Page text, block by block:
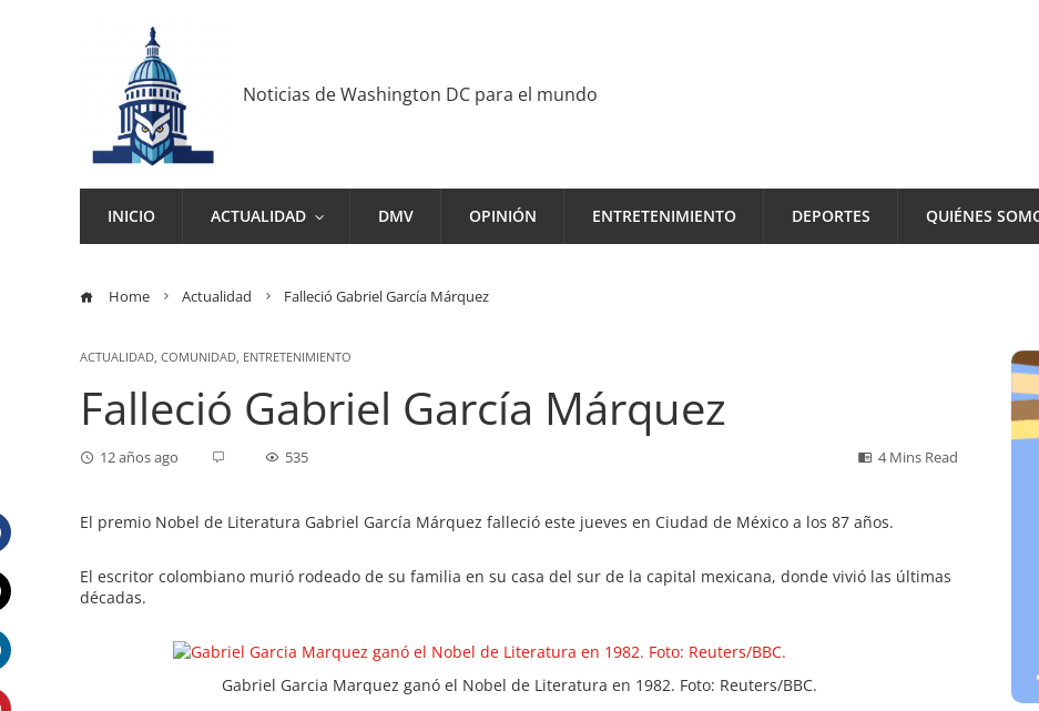
Noticias de Washington DC para el mundo
INICIO ACTUALIDAD DMV OPINIÓN ENTRETENIMIENTO DEPORTES QUIÉNES
Home Actualidad Falleció Gabriel García Márquez
ACTUALIDAD, COMUNIDAD, ENTRETENIMIENTO
Falleció Gabriel García Márquez
12 años ago 535 4 Mins Read
El premio Nobel de Literatura Gabriel García Márquez falleció este jueves en Ciudad de México a los 87 años.
El escritor colombiano murió rodeado de su familia en su casa del sur de la capital mexicana, donde vivió las últimas
décadas.
Gabriel Garcia Marquez ganó el Nobel de Literatura en 1982. Foto: Reuters/BBC.